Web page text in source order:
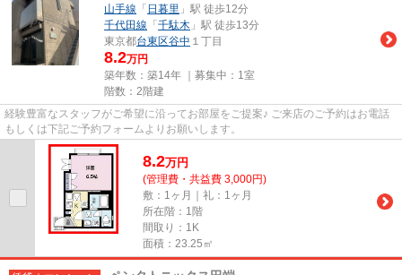
山手線 「 日暮里 」駅 徒歩12分
千代田線 「 千駄木 」駅 徒歩13分
東京都台東区谷中 １丁目
8.2万円
築年数：築14年 ｜募集中： 1室
階数：2階建
経験豊富なスタッフがご希望に沿ってお部屋をご提案♪ ご来店のご予約はお電話
もしくは下記ご予約フォームよりお願いします。
8.2万円
(管理費・共益費 3,000円)
敷：1ヶ月｜礼：1ヶ月
所在階：1階
間取り：1K
面積：23.25㎡